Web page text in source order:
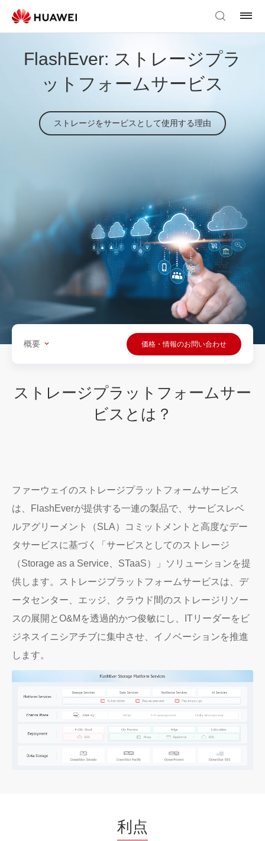
FlashEver: ストレージプラ
ットフォームサービス
ストレージをサービスとして使用する理由
概要 価格・情報のお問い合わせ
ストレージプラットフォームサー
ビスとは？
ファーウェイのストレージプラットフォームサービス
は、FlashEverが提供する一連の製品で、サービスレベ
ルアグリーメント（SLA）コミットメントと高度なデー
タサービスに基づく「サービスとしてのストレージ
（Storage as a Service、STaaS）」ソリューションを提
供します。ストレージプラットフォームサービスは、デ
ータセンター、エッジ、クラウド間のストレージリソー
スの展開とO&Mを透過的かつ俊敏にし、ITリーダーをビ
ジネスイニシアチブに集中させ、イノベーションを推進
します。
利点